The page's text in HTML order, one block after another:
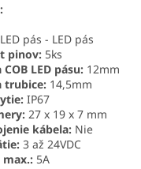
LED pás - LED pás
pinov: 5ks
COB LED pásu: 12mm
trubice: 14,5mm
IP67
27 x 19 x 7 mm
kábela: Nie
3 až 24VDC
max.: 5A